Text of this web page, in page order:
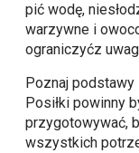
pić wodę,
warzywne i
ograniczyćz
Poznaj
Posiłki powinny
przygotowywać,
wszystkich